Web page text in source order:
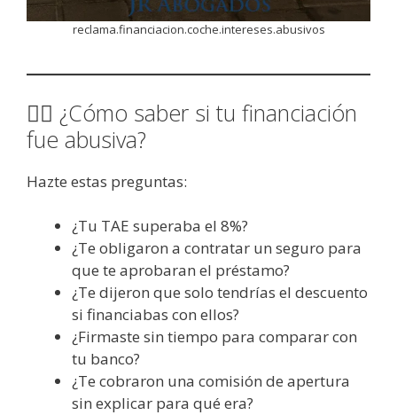
reclama.financiacion.coche.intereses.abusivos
👩‍⚖️ ¿Cómo saber si tu financiación
fue abusiva?
Hazte estas preguntas:
¿Tu TAE superaba el 8%?
¿Te obligaron a contratar un seguro para
que te aprobaran el préstamo?
¿Te dijeron que solo tendrías el descuento
si financiabas con ellos?
¿Firmaste sin tiempo para comparar con
tu banco?
¿Te cobraron una comisión de apertura
sin explicar para qué era?